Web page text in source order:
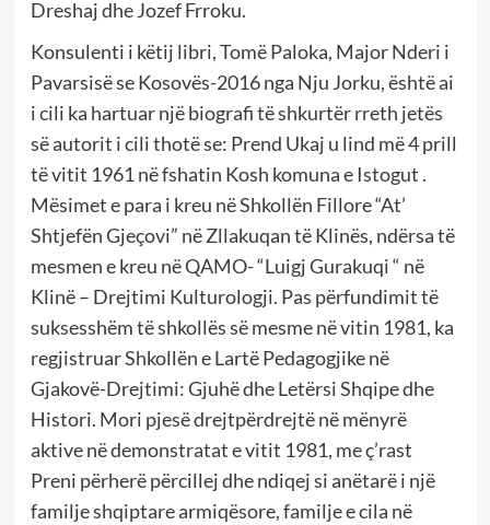
Dreshaj dhe Jozef Frroku.
Konsulenti i këtij libri, Tomë Paloka, Major Nderi i
Pavarsisë se Kosovës-2016 nga Nju Jorku, është ai
i cili ka hartuar një biografi të shkurtër rreth jetës
së autorit i cili thotë se: Prend Ukaj u lind më 4 prill
të vitit 1961 në fshatin Kosh komuna e Istogut .
Mësimet e para i kreu në Shkollën Fillore “At’
Shtjefën Gjeçovi” në Zllakuqan të Klinës, ndërsa të
mesmen e kreu në QAMO- “Luigj Gurakuqi “ në
Klinë – Drejtimi Kulturologji. Pas përfundimit të
suksesshëm të shkollës së mesme në vitin 1981, ka
regjistruar Shkollën e Lartë Pedagogjike në
Gjakovë-Drejtimi: Gjuhë dhe Letërsi Shqipe dhe
Histori. Mori pjesë drejtpërdrejtë në mënyrë
aktive në demonstratat e vitit 1981, me ç’rast
Preni përherë përcillej dhe ndiqej si anëtarë i një
familje shqiptare armiqësore, familje e cila në